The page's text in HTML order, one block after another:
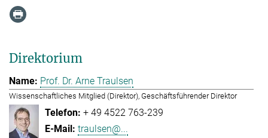
Direktorium
Prof. Dr. Arne Traulsen
Wissenschaftliches Mitglied (Direktor), Geschäftsführender Direktor
+ 49 4522 763-239
traulsen@...